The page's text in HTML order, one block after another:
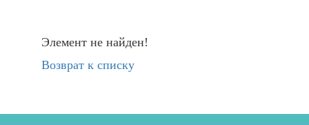
Элемент не найден!
Возврат к списку